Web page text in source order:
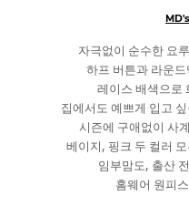
자극없이 순수한 요
하프 버튼과 라운
레이스 배색으로
집에서도 예쁘게 입고
시즌에 구애없이 사
베이지, 핑크 두 컬러
임부맘도, 출산
홈웨어 원피